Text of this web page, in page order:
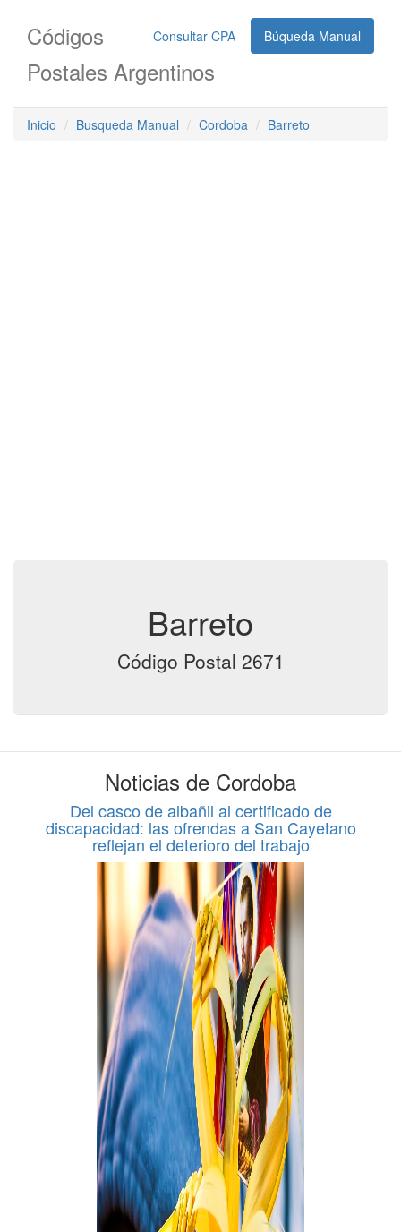
Consultar CPA Búqueda Manual
Códigos
Postales Argentinos
Inicio Busqueda Manual Cordoba Barreto
Barreto
Código Postal 2671
Noticias de Cordoba
Del casco de albañil al certificado de
discapacidad: las ofrendas a San Cayetano
reflejan el deterioro del trabajo